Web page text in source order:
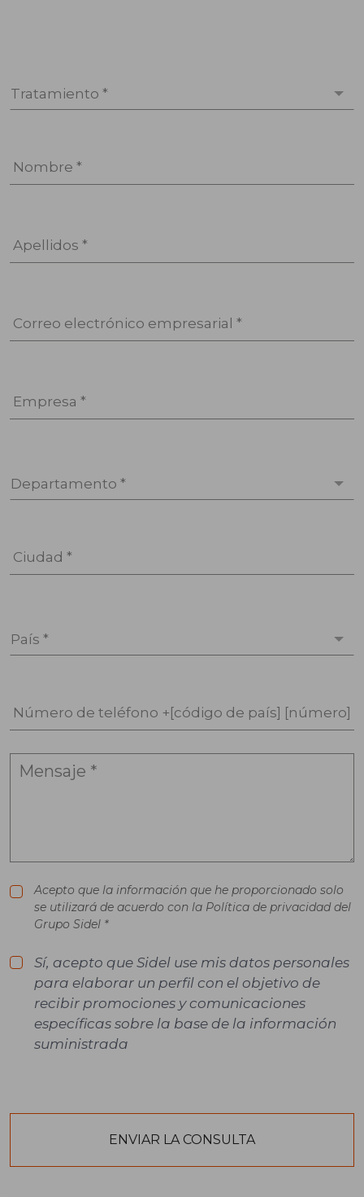
Tratamiento *
Nombre *
Apellidos *
Correo electrónico empresarial *
Empresa *
Departamento *
Ciudad *
País *
Número de teléfono +[código de país] [número]
Acepto que la información que he proporcionado solo
se utilizará de acuerdo con la Política de privacidad del
Grupo Sidel *
Sí, acepto que Sidel use mis datos personales
para elaborar un perfil con el objetivo de
recibir promociones y comunicaciones
específicas sobre la base de la información
suministrada